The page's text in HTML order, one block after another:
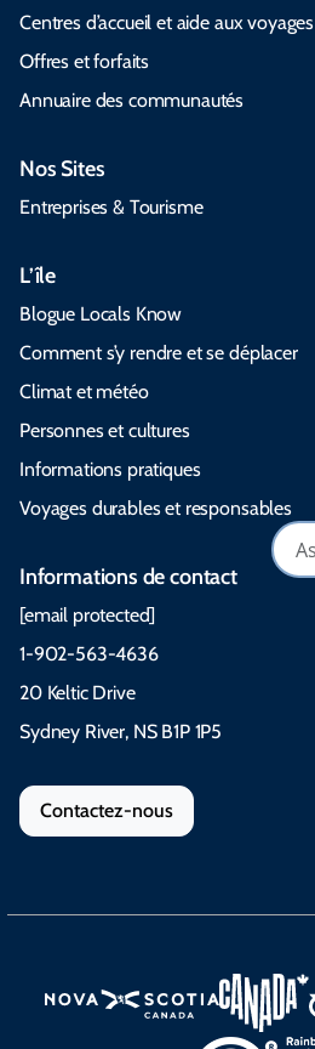
Centres d’accueil et aide aux voyages
Offres et forfaits
Annuaire des communautés
Nos Sites
Entreprises & Tourisme
L’île
Blogue Locals Know
Comment s’y rendre et se déplacer
Climat et météo
Personnes et cultures
Informations pratiques
Voyages durables et responsables
Informations de contact
[email protected]
1-902-563-4636
20 Keltic Drive
Sydney River, NS B1P 1P5
Contactez-nous